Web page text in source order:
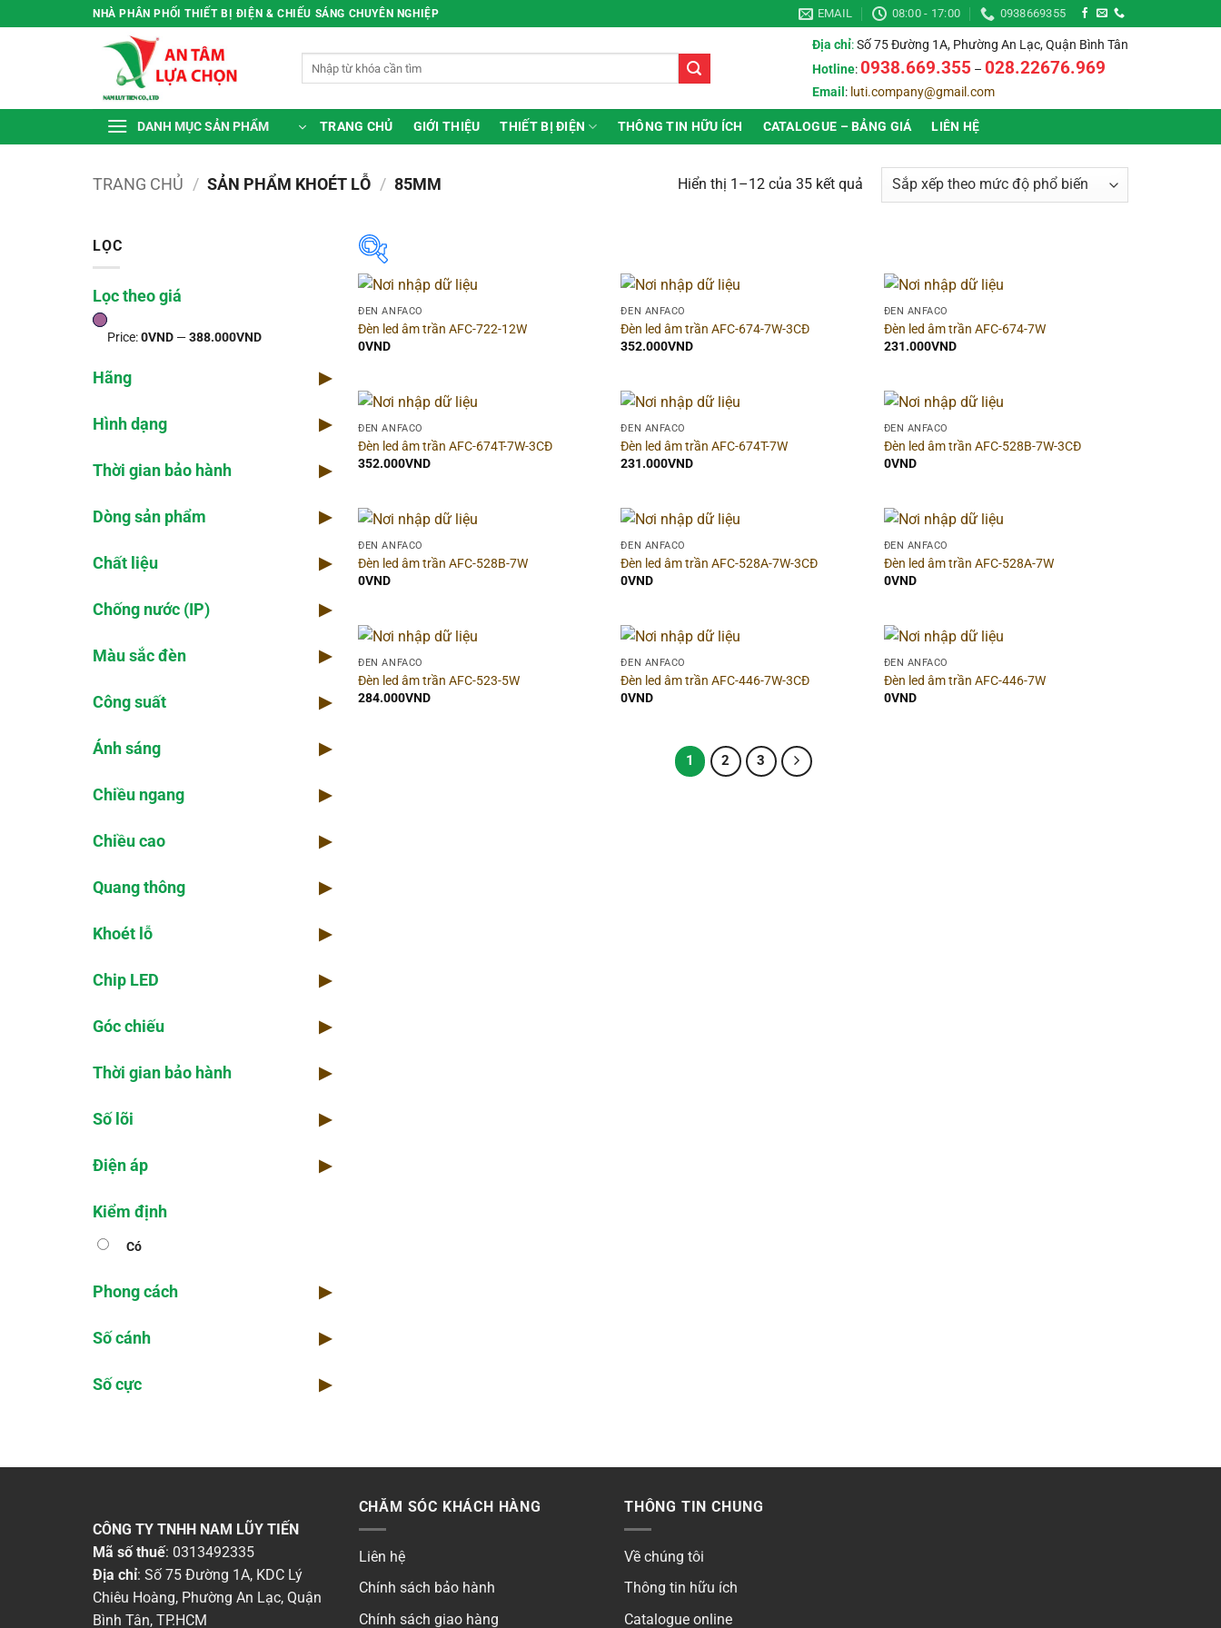
qua
NHÀ PHÂN PHỐI THIẾT BỊ ĐIỆN & CHIẾU SÁNG CHUYÊN NGHIỆP EMAIL 08:00 - 17:00 0938669355
Địa chỉ:Số 75 Đường 1A, Phường An Lạc, Quận Bình Tân
Hotline:0938.669.355 – 028.22676.969
Email : luti.company@gmail.com
DANH MỤC SẢN PHẨM TRANG CHỦ GIỚI THIỆU THIẾT BỊ ĐIỆN THÔNG TIN HỮU ÍCH CATALOGUE – BẢNG GIÁ LIÊN HỆ
TRANG CHỦ / SẢN PHẨM KHOÉT LỖ / 85MM Hiển thị 1–12 của 35 kết quảĐã
sắp
mức
phổ
biến
LỌC
Lọc theo giá
Price:0VND —388.000VND
Hãng ▶
Hình dạng ▶
Thời gian bảo hành ▶
Dòng sản phẩm ▶
Chất liệu ▶
Chống nước (IP) ▶
Màu sắc đèn ▶
Công suất ▶
Ánh sáng ▶
Chiều ngang ▶
Chiều cao ▶
Quang thông ▶
Khoét lỗ ▶
Chip LED ▶
Góc chiếu ▶
Thời gian bảo hành ▶
Số lõi ▶
Điện áp ▶
Kiểm định
Có
Phong cách ▶
Số cánh ▶
Số cực ▶
Chống nước (IP) Màu sắc đèn Công suất
Quang thông Khoét lỗ Chip LED
Góc chiếu Thời gian bảo hành Số lõi
Số cánh Số cực
ĐÈN ANFACO
Đèn led âm trần AFC-722-12W
0VND
ĐÈN ANFACO
Đèn led âm trần AFC-674-7W-3CĐ
352.000VND
ĐÈN ANFACO
Đèn led âm trần AFC-674-7W
231.000VND
ĐÈN ANFACO
Đèn led âm trần AFC-674T-7W-3CĐ
352.000VND
ĐÈN ANFACO
Đèn led âm trần AFC-674T-7W
231.000VND
ĐÈN ANFACO
Đèn led âm trần AFC-528B-7W-3CĐ
0VND
ĐÈN ANFACO
Đèn led âm trần AFC-528B-7W
0VND
ĐÈN ANFACO
Đèn led âm trần AFC-528A-7W-3CĐ
0VND
ĐÈN ANFACO
Đèn led âm trần AFC-528A-7W
0VND
ĐÈN ANFACO
Đèn led âm trần AFC-523-5W
284.000VND
ĐÈN ANFACO
Đèn led âm trần AFC-446-7W-3CĐ
0VND
ĐÈN ANFACO
Đèn led âm trần AFC-446-7W
0VND
1 2 3
CÔNG TY TNHH NAM LŨY TIẾN
Mã số thuế: 0313492335
Địa chỉ: Số 75 Đường 1A, KDC Lý
Chiêu Hoàng, Phường An Lạc, Quận
Bình Tân, TP.HCM
CHĂM SÓC KHÁCH HÀNG
Liên hệ
Chính sách bảo hành
Chính sách giao hàng
THÔNG TIN CHUNG
Về chúng tôi
Thông tin hữu ích
Catalogue online